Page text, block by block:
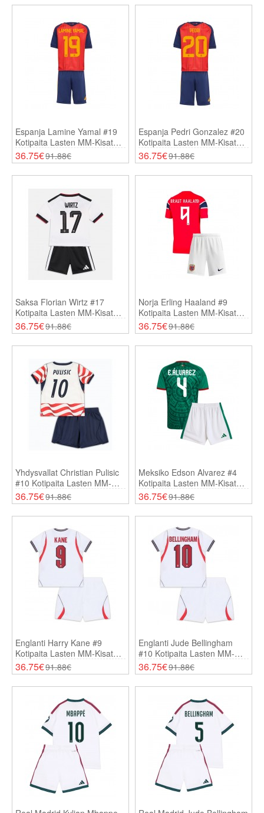
Espanja Lamine Yamal #19
Kotipaita Lasten MM-Kisat
2026 Lyhythihainen (+
Shortsit)
36.75€91.88€
Espanja Pedri Gonzalez #20
Kotipaita Lasten MM-Kisat
2026 Lyhythihainen (+
Shortsit)
36.75€91.88€
Saksa Florian Wirtz #17
Kotipaita Lasten MM-Kisat
2026 Lyhythihainen (+
Shortsit)
36.75€91.88€
Norja Erling Haaland #9
Kotipaita Lasten MM-Kisat
2026 Lyhythihainen (+
Shortsit)
36.75€91.88€
Yhdysvallat Christian Pulisic
#10 Kotipaita Lasten MM-
Kisat 2026 Lyhythihainen (+
Shortsit)
36.75€91.88€
Meksiko Edson Alvarez #4
Kotipaita Lasten MM-Kisat
2026 Lyhythihainen (+
Shortsit)
36.75€91.88€
Englanti Harry Kane #9
Kotipaita Lasten MM-Kisat
2026 Lyhythihainen (+
Shortsit)
36.75€91.88€
Englanti Jude Bellingham
#10 Kotipaita Lasten MM-
Kisat 2026 Lyhythihainen (+
Shortsit)
36.75€91.88€